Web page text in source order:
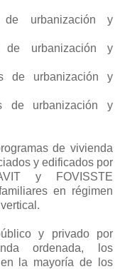
urbanización y
urbanización y
de urbanización y
de urbanización y
de vivienda
y edificados por
y FOVISSTE
en régimen
y privado por
ordenada, los
en la mayoría de los